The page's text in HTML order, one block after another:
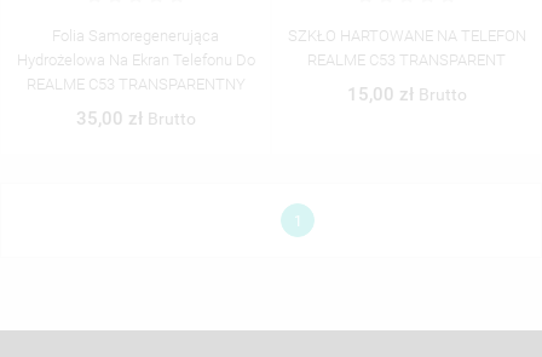
Folia Samoregenerująca
Hydrożelowa Na Ekran Telefonu Do
REALME C53 TRANSPARENTNY
35,00 zł Brutto
SZKŁO HARTOWANE NA TELEFON
REALME C53 TRANSPARENT
15,00 zł Brutto
1